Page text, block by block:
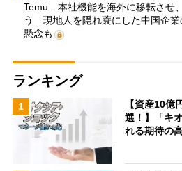
Temu…本社機能を海外に移転させ
う 現地人を隠れ蓑にした中国企業
懸念も
ランキング
1
【資産10億
選！】「キ
れる期待の